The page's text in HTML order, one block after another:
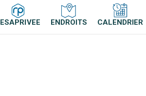
ENDROITS CALENDRIER